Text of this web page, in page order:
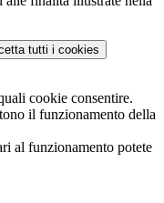
tutti i cookies
cookie consentire.
il funzionamento della
al funzionamento potete